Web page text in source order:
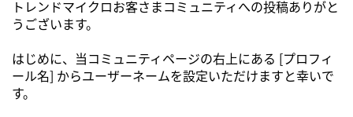
トレンドマイクロお客さまコミュニティへの投稿ありがと
うございます。
はじめに、当コミュニティページの右上にある [プロフィ
ール名] からユーザーネームを設定いただけますと幸いで
す。